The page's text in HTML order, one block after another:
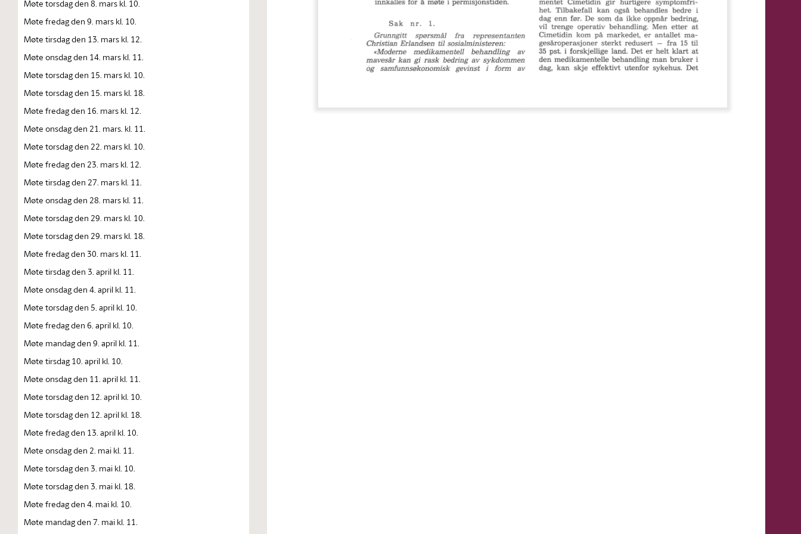
Møte torsdag den 8. mars kl. 10.
Møte fredag den 9. mars kl. 10.
Møte tirsdag den 13. mars kl. 12.
Møte onsdag den 14. mars kl. 11.
Møte torsdag den 15. mars kl. 10.
Møte torsdag den 15. mars kl. 18.
Møte fredag den 16. mars kl. 12.
Møte onsdag den 21. mars. kl. 11.
Møte torsdag den 22. mars kl. 10.
Møte fredag den 23. mars kl. 12.
Møte tirsdag den 27. mars kl. 11.
Møte onsdag den 28. mars kl. 11.
Møte torsdag den 29. mars kl. 10.
Møte torsdag den 29. mars kl. 18.
Møte fredag den 30. mars kl. 11.
Møte tirsdag den 3. april kl. 11.
Møte onsdag den 4. april kl. 11.
Møte torsdag den 5. april kl. 10.
Møte fredag den 6. april kl. 10.
Møte mandag den 9. april kl. 11.
Møte tirsdag 10. april kl. 10.
Møte onsdag den 11. april kl. 11.
Møte torsdag den 12. april kl. 10.
Møte torsdag den 12. april kl. 18.
Møte fredag den 13. april kl. 10.
Møte onsdag den 2. mai kl. 11.
Møte torsdag den 3. mai kl. 10.
Møte torsdag den 3. mai kl. 18.
Møte fredag den 4. mai kl. 10.
Møte mandag den 7. mai kl. 11.